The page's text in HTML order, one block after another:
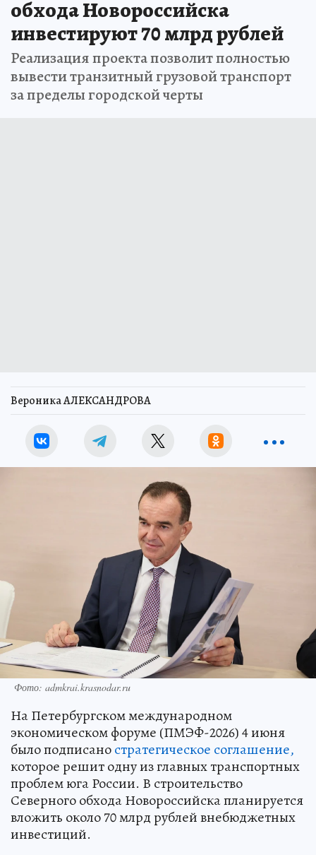
обхода Новороссийска
инвестируют 70 млрд рублей
Реализация проекта позволит полностью
вывести транзитный грузовой транспорт
за пределы городской черты
Вероника АЛЕКСАНДРОВА
Фото: admkrai.krasnodar.ru
На Петербургском международном
экономическом форуме (ПМЭФ-2026) 4 июня
было подписаностратегическое соглашение,
которое решит одну из главных транспортных
проблем юга России. В строительство
Северного обхода Новороссийска планируется
вложить около 70 млрд рублей внебюджетных
инвестиций.